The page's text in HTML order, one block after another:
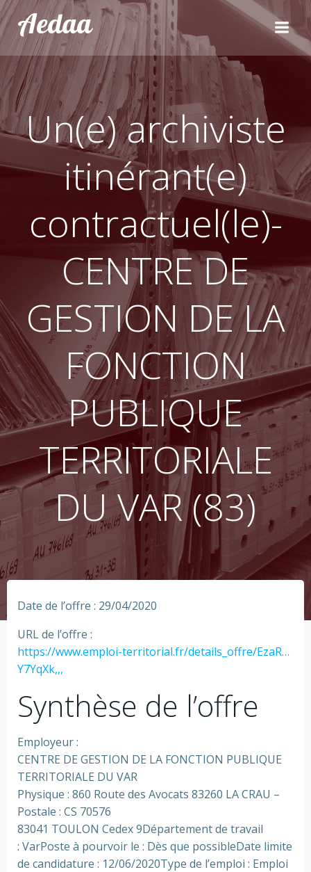
Aller
au
contenu
Aedaa
Un(e) archiviste
itinérant(e)
contractuel(le)-
CENTRE DE
GESTION DE LA
FONCTION
PUBLIQUE
TERRITORIALE
DU VAR (83)
Date de l’offre : 29/04/2020
URL de l’offre :
https://www.emploi-territorial.fr/details_offre/EzaR…
Y7YqXk,,,
Synthèse de l’offre
Employeur :
CENTRE DE GESTION DE LA FONCTION PUBLIQUE
TERRITORIALE DU VAR
Physique : 860 Route des Avocats 83260 LA CRAU –
Postale : CS 70576
83041 TOULON Cedex 9Département de travail
: VarPoste à pourvoir le : Dès que possibleDate limite
de candidature : 12/06/2020Type de l’emploi : Emploi